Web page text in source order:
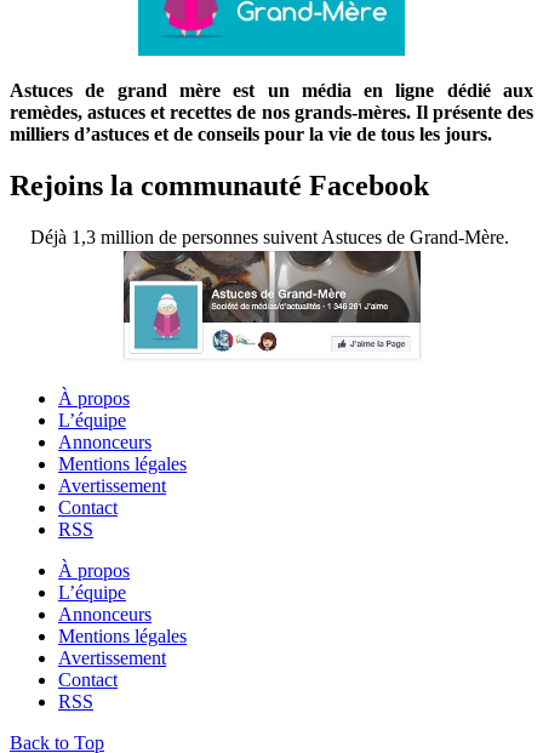
Astuces de grand mère est un média en ligne dédié aux
remèdes, astuces et recettes de nos grands-mères. Il présente des
milliers d’astuces et de conseils pour la vie de tous les jours.
Rejoins la communauté Facebook
Déjà 1,3 million de personnes suivent Astuces de Grand-Mère.
À propos
L’équipe
Annonceurs
Mentions légales
Avertissement
Contact
RSS
À propos
L’équipe
Annonceurs
Mentions légales
Avertissement
Contact
RSS
Back to Top